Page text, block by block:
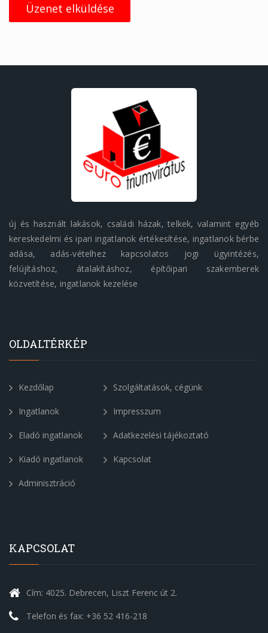
Üzenet elküldése
új és használt lakások, családi házak, telkek, valamint egyéb
kereskedelmi és ipari ingatlanok értékesítése, ingatlanok bérbe
adása, adás-vételhez kapcsolatos jogi ügyintézés,
felújításhoz, átalakításhoz, építőipari szakemberek
közvetítése, ingatlanok kezelése
OLDALTÉRKÉP
Kezdőlap
Ingatlanok
Eladó ingatlanok
Kiadó ingatlanok
Adminisztráció
Szolgáltatások, cégünk
Impresszum
Adatkezelési tájékoztató
Kapcsolat
KAPCSOLAT
Cím: 4025. Debrecen, Liszt Ferenc út 2.
Telefon és fax: +36 52 416-218